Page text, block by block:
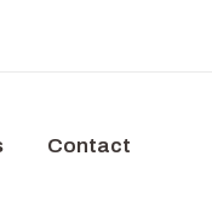
Contact